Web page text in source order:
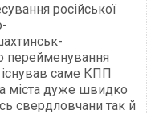
російської
перейменування
саме КПП
міста дуже швидко
свердловчани так й